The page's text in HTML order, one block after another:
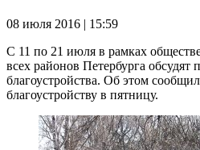
08 июля 2016 | 15:59
С 11 по 21 июля в рамках
всех районов Петербурга обсудят
благоустройства. Об этом
благоустройству в пятницу.